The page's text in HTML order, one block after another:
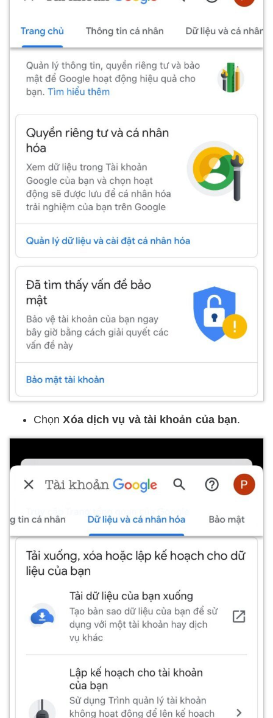
ChọnXóa dịch vụ và tài khoản của bạn.